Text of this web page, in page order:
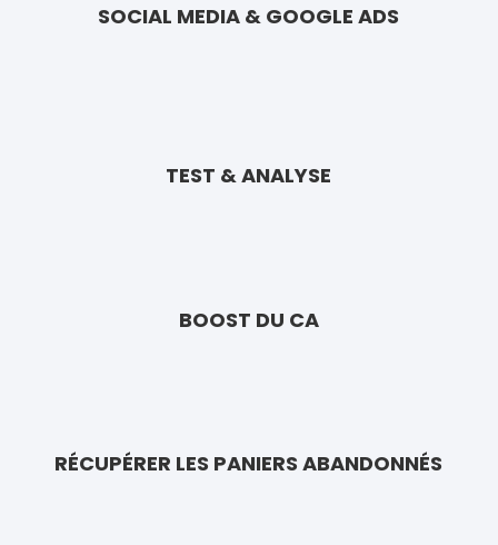
SOCIAL MEDIA & GOOGLE ADS
TEST & ANALYSE
BOOST DU CA
RÉCUPÉRER LES PANIERS ABANDONNÉS